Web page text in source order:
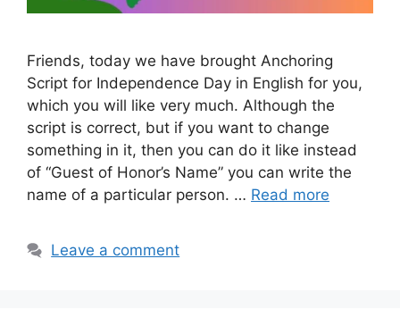
Friends, today we have brought Anchoring
Script for Independence Day in English for you,
which you will like very much. Although the
script is correct, but if you want to change
something in it, then you can do it like instead
of “Guest of Honor’s Name” you can write the
name of a particular person. … Read more
Leave a comment